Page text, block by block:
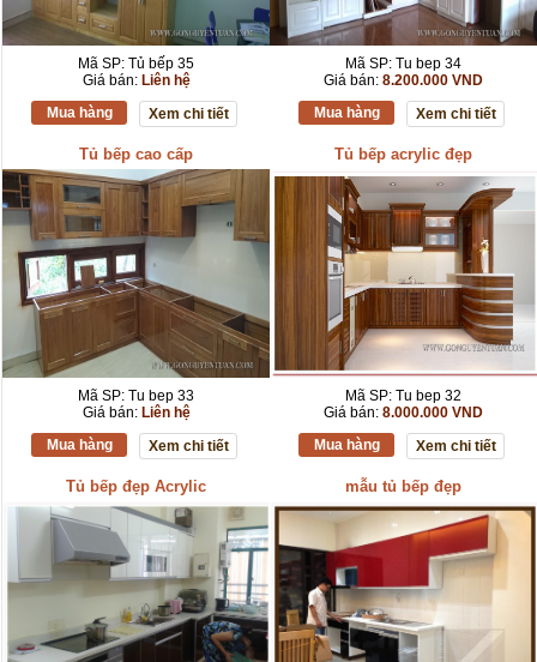
Mã SP: Tủ bếp 35
Giá bán: Liên hệ
Mua hàng
Xem chi tiết
Mã SP: Tu bep 34
Giá bán: 8.200.000 VND
Mua hàng
Xem chi tiết
Tủ bếp cao cấp
Mã SP: Tu bep 33
Giá bán: Liên hệ
Mua hàng
Xem chi tiết
Tủ bếp acrylic đẹp
Mã SP: Tu bep 32
Giá bán: 8.000.000 VND
Mua hàng
Xem chi tiết
Tủ bếp đẹp Acrylic mẫu tủ bếp đẹp